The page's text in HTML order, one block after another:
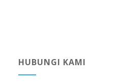
HUBUNGI KAMI